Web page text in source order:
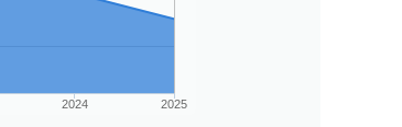
2024 2025